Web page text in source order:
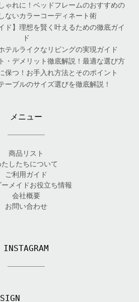
ゃれに！ベッドフレームのおすすめの
ないカラーコーディネート術
ド】理想を賢く叶えるための徹底ガイ
ド
テルライクなリビングの実現ガイド
・デメリット徹底解説！最適な選び方
保つ！お手入れ方法とそのポイント
ーブルのサイズ選びを徹底解説！
メニュー
商品リスト
たしたちについて
ご利用ガイド
ーメイドお役立ち情報
会社概要
お問い合わせ
INSTAGRAM